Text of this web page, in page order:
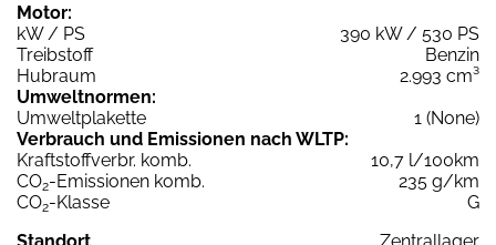
Motor:
kW / PS
390 kW / 530 PS
Treibstoff
Benzin
Hubraum
2.993 cm³
Umweltnormen:
Umweltplakette
1 (None)
Verbrauch und Emissionen nach WLTP:
Kraftstoffverbr. komb.
10,7 l/100km
CO2-Emissionen komb.
235 g/km
CO2-Klasse
G
Standort
Zentrallager